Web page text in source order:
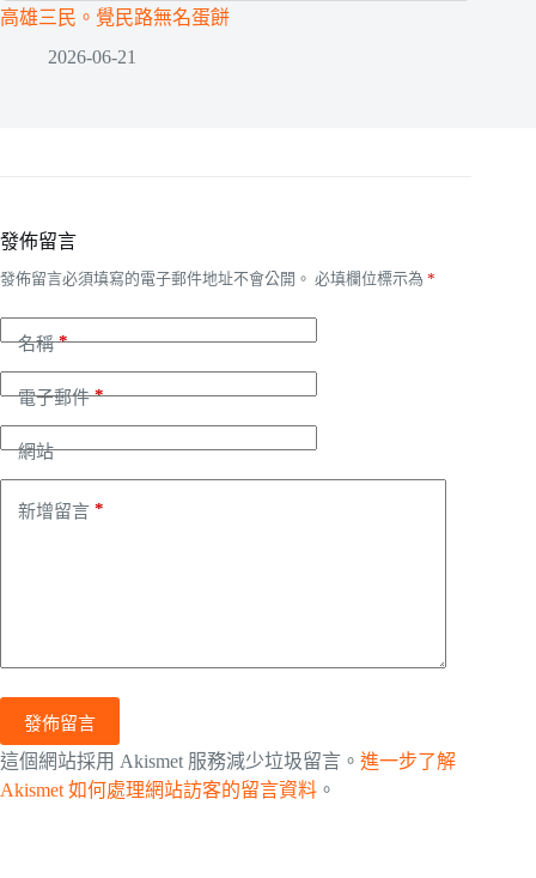
高雄三民。覺民路無名蛋餅
2026-06-21
發佈留言
發佈留言必須填寫的電子郵件地址不會公開。 必填欄位標示為 *
名稱*
電子郵件*
網站
新增留言 *
發佈留言
這個網站採用 Akismet 服務減少垃圾留言。 進一步了解
Akismet 如何處理網站訪客的留言資料 。